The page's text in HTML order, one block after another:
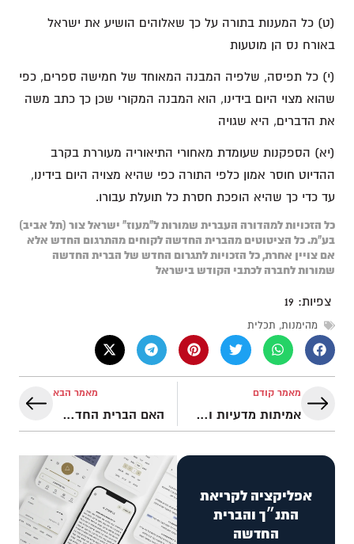
(ט) כל המענות בתורה על כך שאלוהים הושיע את ישראל
באורח נס הן מוטעות
(י) כל תפיסה, שלפיה המבנה המאוחד של חמישה ספרים, כפי
שהוא מצוי היום בידינו, הוא המבנה המקורי שכן כך כתב משה
את הדברים, היא שגויה
(יא) הספקנות שעומדת מאחורי התיאוריה מעוררת בקרב
ההדיוט חוסר אמון כלפי התורה כפי שהיא מצויה היום בידינו,
עד כדי כך שהיא הופכת חסרת כל תועלת עבורו.
כל הזכויות למהדורה העברית שמורות ל"מעוז" ישראל צור (תל אביב)
בע"מ. כל הציטוטים מהברית החדשה לקוחים מהתרגום החדש אלא
אם צויין אחרת, כל הזכויות לתגרום החדש של הברית החדשה
שמורות לחברה לכתבי הקודש בישראל
צפיות: 19
מהימנות, תכלית
מאמר קודם
אמיתות מדעיות ורפואיות בכתבי הקודש
מאמר הבא
האם הברית החדשה שאלה את עקרונותיה מדתות פאגאניות אליליות?
אפליקציה לקריאת
התנ״ך והברית
החדשה